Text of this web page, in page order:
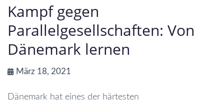
Kampf gegen
Parallelgesellschaften: Von
Dänemark lernen
März 18, 2021
Dänemark hat eines der härtesten